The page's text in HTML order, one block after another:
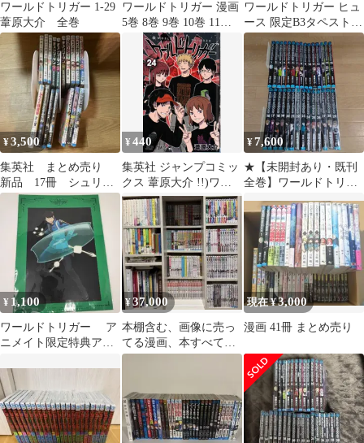
ワールドトリガー 1-29
葦原大介 全巻
ワールドトリガー 漫画
5巻 8巻 9巻 10巻 11巻
12巻 13巻
ワールドトリガー ヒュ
ース 限定B3タペストリ
ー（Blu-ray全巻購入特
典）
¥3,500
集英社 まとめ売り
新品 17冊 シュリン
ク付
¥440
集英社 ジャンプコミッ
クス 葦原大介 !!)ワー
ルドトリガー 24
¥7,600
★【未開封あり・既刊
全巻】ワールドトリガ
ー 1～29巻 全巻コミ
ックセット《HS04B》
¥ 1,100
ワールドトリガー ア
ニメイト限定特典アー
¥37,000
本棚含む、画像に売っ
てる漫画、本すべて！
（左下除く）
現在 ¥3,000
漫画 41冊 まとめ売り